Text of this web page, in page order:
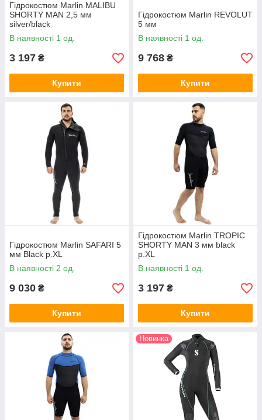
Гідрокостюм Marlin MALIBU
SHORTY MAN 2,5 мм
silver/black
В наявності 1 од.
3 197 ₴
Купити
Гідрокостюм Marlin REVOLUT
5 мм
В наявності 1 од.
9 768 ₴
Купити
Гідрокостюм Marlin SAFARI 5
мм Black р.XL
В наявності 2 од.
9 030 ₴
Купити
Гідрокостюм Marlin TROPIC
SHORTY MAN 3 мм black
p.XL
В наявності 1 од.
3 197 ₴
Купити
Новинка